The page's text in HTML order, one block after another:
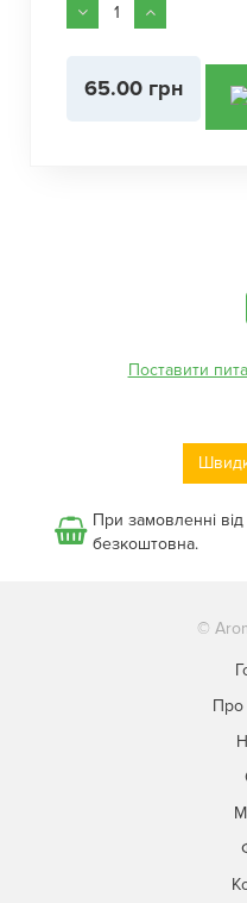
65.00 грн
Поставити
При замовленні
безкоштовна.
©
Про